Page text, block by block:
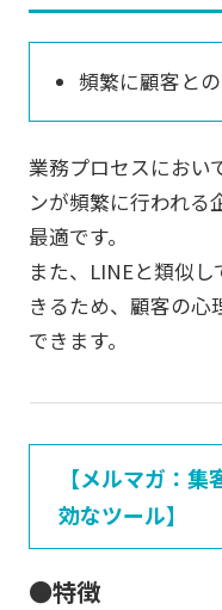
頻繁に顧客と
業務プロセスにおい
ンが頻繁に行われる
最適です。
また、LINEと類似
きるため、顧客の心
できます。
【メルマガ：
効なツール】
●特徴